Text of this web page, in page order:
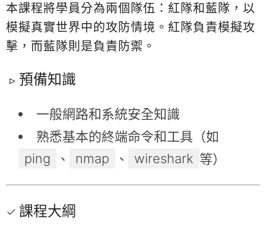
本課程將學員分為兩個隊伍：紅隊和藍隊，以
模擬真實世界中的攻防情境。紅隊負責模擬攻
擊，而藍隊則是負責防禦。
預備知識
一般網路和系統安全知識
熟悉基本的終端命令和工具（如
ping
、 nmap 、 wireshark 等）
課程大綱